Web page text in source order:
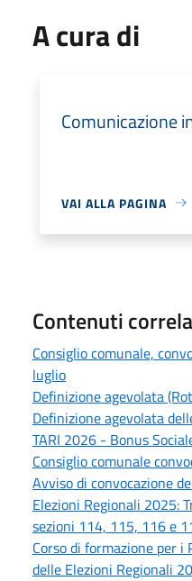
A cura di
Comunicazione
VAI ALLA PAGINA
Contenuti
Consiglio comunale,
luglio
Definizione agevolata
Definizione agevolata
TARI 2026 - Bonus
Consiglio comunale
Avviso di convocazione
Elezioni Regionali 2025:
sezioni 114, 115, 116 e
Corso di formazione per
delle Elezioni Regionali